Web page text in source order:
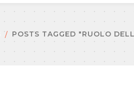
POSTS TAGGED "RUOLO